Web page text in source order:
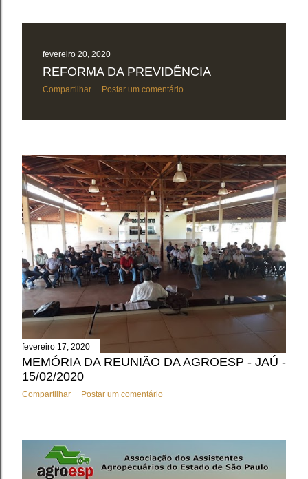
fevereiro 20, 2020
REFORMA DA PREVIDÊNCIA
Compartilhar Postar um comentário
fevereiro 17, 2020
MEMÓRIA DA REUNIÃO DA AGROESP - JAÚ -
15/02/2020
Compartilhar Postar um comentário